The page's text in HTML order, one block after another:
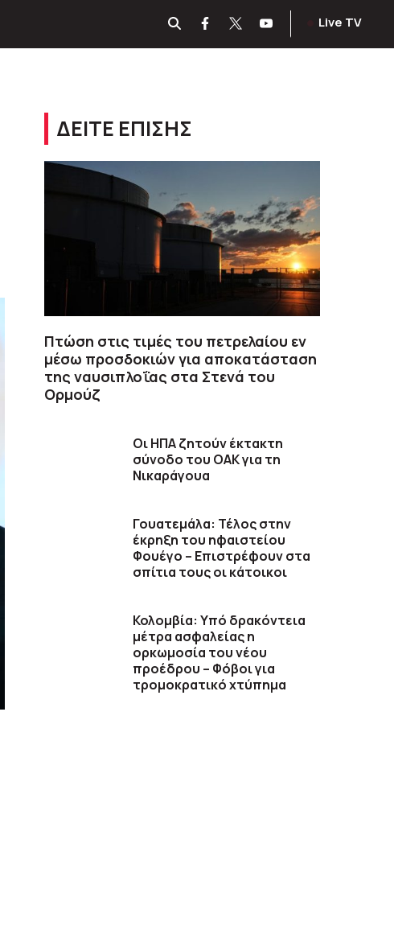
Live TV
ΔΕΙΤΕ ΕΠΙΣΗΣ
Πτώση στις τιμές του πετρελαίου εν
μέσω προσδοκιών για αποκατάσταση
της ναυσιπλοΐας στα Στενά του
Ορμούζ
Οι ΗΠΑ ζητούν έκτακτη
σύνοδο του ΟΑΚ για τη
Νικαράγουα
Γουατεμάλα: Τέλος στην
έκρηξη του ηφαιστείου
Φουέγο – Επιστρέφουν στα
σπίτια τους οι κάτοικοι
Κολομβία: Υπό δρακόντεια
μέτρα ασφαλείας η
ορκωμοσία του νέου
προέδρου – Φόβοι για
τρομοκρατικό χτύπημα